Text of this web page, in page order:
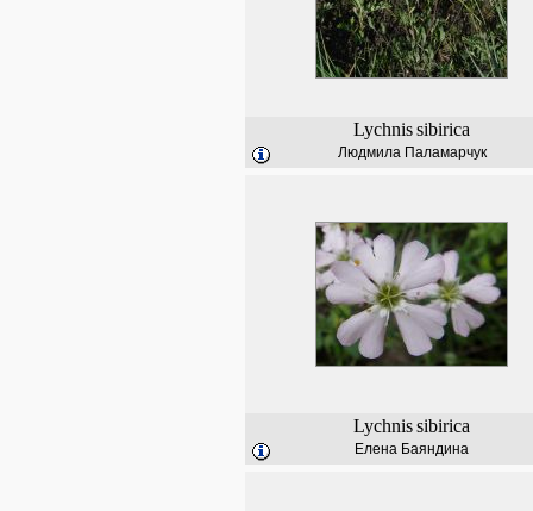
Lychnissibirica
Людмила Паламарчук
Lychnissibirica
Елена Баяндина